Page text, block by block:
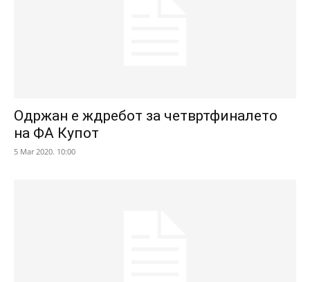
Одржан е ждребот за четвртфиналето
на ФА Купот
5 Mar 2020. 10:00